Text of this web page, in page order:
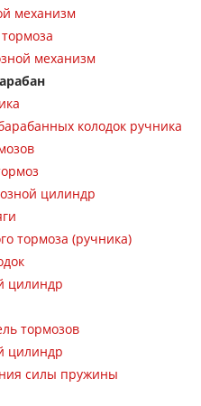
механизм
механизм
колодок ручника
цилиндр
тормоза (ручника)
цилиндр
тормозов
цилиндр
силы пружины